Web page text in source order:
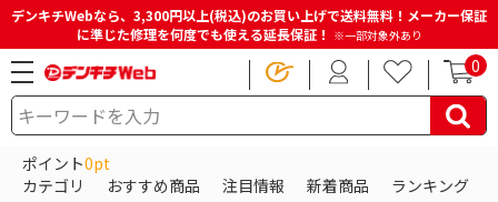
デンキチWebなら、3,300円以上(税込)のお買い上げで送料無料！メーカー保証
に準じた修理を何度でも使える延長保証！ ※一部対象外あり
0
ポイント0pt
カテゴリ
おすすめ商品 注目情報 新着商品
ランキング